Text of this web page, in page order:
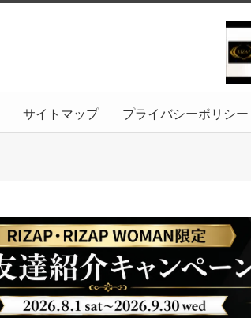
サイトマップ プライバシーポリシー